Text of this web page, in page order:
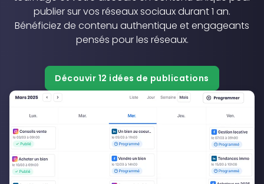
publier sur vos réseaux sociaux durant 1 an.
Bénéficiez de contenu authentique et engageants
pensés pour les réseaux.
Découvir 12 idées de publications